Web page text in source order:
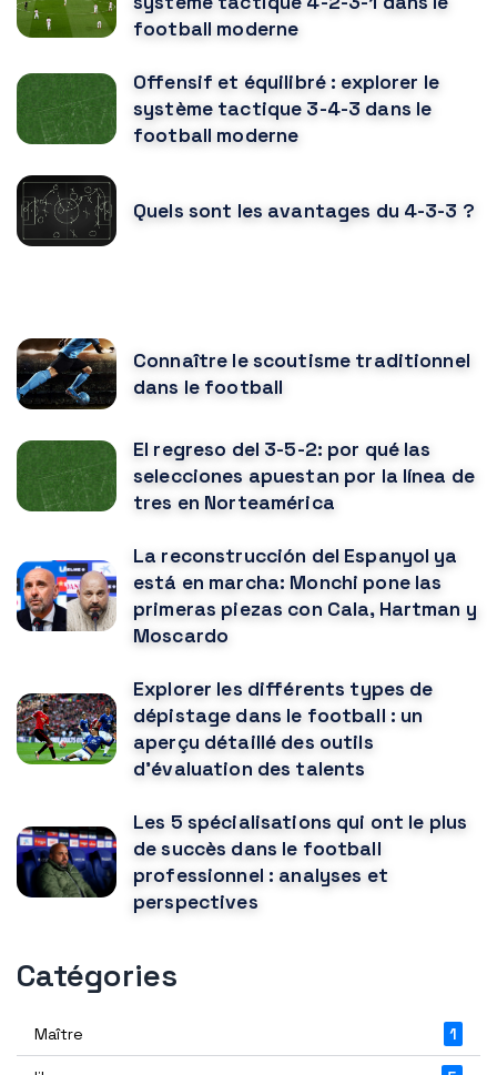
football moderne
Offensif et équilibré : explorer le
système tactique 3-4-3 dans le
football moderne
Quels sont les avantages du 4-3-3 ?
Connaître le scoutisme traditionnel
dans le football
El regreso del 3-5-2: por qué las
selecciones apuestan por la línea de
tres en Norteamérica
La reconstrucción del Espanyol ya
está en marcha: Monchi pone las
primeras piezas con Cala, Hartman y
Moscardo
Explorer les différents types de
dépistage dans le football : un
aperçu détaillé des outils
d'évaluation des talents
Les 5 spécialisations qui ont le plus
de succès dans le football
professionnel : analyses et
perspectives
Catégories
Maître 1